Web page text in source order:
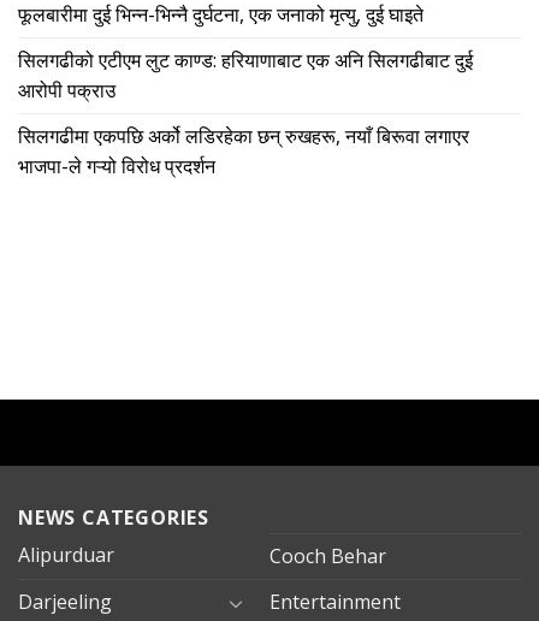
फूलबारीमा दुई भिन्न-भिन्नै दुर्घटना, एक जनाको मृत्यु, दुई घाइते
सिलगढीको एटीएम लुट काण्ड: हरियाणाबाट एक अनि सिलगढीबाट दुई
आरोपी पक्राउ
सिलगढीमा एकपछि अर्को लडिरहेका छन् रुखहरू, नयाँ बिरूवा लगाएर
भाजपा-ले गऱ्यो विरोध प्रदर्शन
NEWS CATEGORIES
Alipurduar
Cooch Behar
Darjeeling
Entertainment